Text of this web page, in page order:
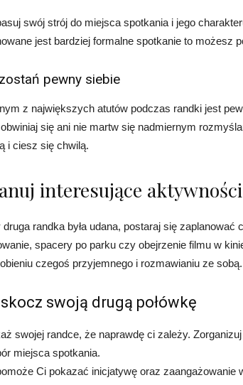
swój strój do miejsca spotkania i jego
jest bardziej formalne spotkanie to możesz
pewny siebie
z największych atutów podczas randki jest
się ani nie martw się nadmiernym
i ciesz się chwilą.
interesujące aktywności
druga randka była udana, postaraj się
spacery po parku czy obejrzenie filmu w
czegoś przyjemnego i rozmawianiu ze sobą.
swoją drugą połówkę
swojej randce, że naprawdę ci zależy.
miejsca spotkania.
Ci pokazać inicjatywę oraz zaangażowanie